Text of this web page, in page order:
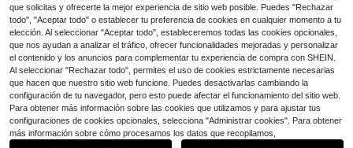
que solicitas y ofrecerte la mejor experiencia de sitio web posible. Puedes "Rechazar
todo", "Aceptar todo" o establecer tu preferencia de cookies en cualquier momento a tu
elección. Al seleccionar "Aceptar todo", estableceremos todas las cookies opcionales,
que nos ayudan a analizar el tráfico, ofrecer funcionalidades mejoradas y personalizar
el contenido y los anuncios para complementar tu experiencia de compra con SHEIN.
Al seleccionar "Rechazar todo", permites el uso de cookies estrictamente necesarias
que hacen que nuestro sitio web funcione. Puedes desactivarlas cambiando la
configuración de tu navegador, pero esto puede afectar el funcionamiento del sitio web.
Para obtener más información sobre las cookies que utilizamos y para ajustar tus
configuraciones de cookies opcionales, selecciona "Administrar cookies". Para obtener
más información sobre cómo procesamos los datos que recopilamos,